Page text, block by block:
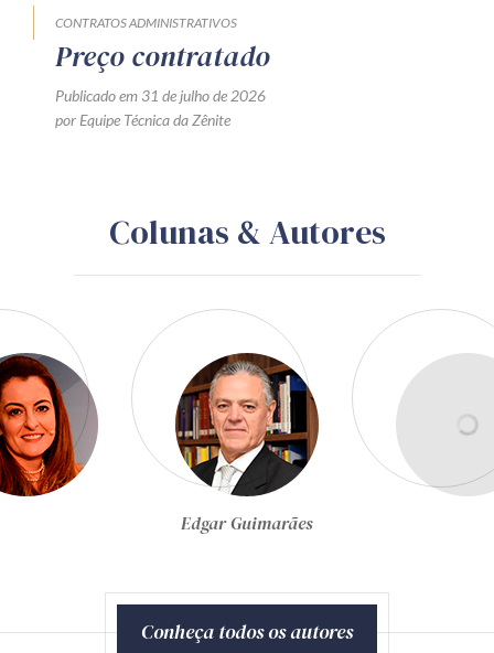
CONTRATOS ADMINISTRATIVOS
Preço contratado
Publicado em 31 de julho de 2026
por Equipe Técnica da Zênite
Colunas & Autores
Egon Bockmann Moreira
Conheça todos os autores